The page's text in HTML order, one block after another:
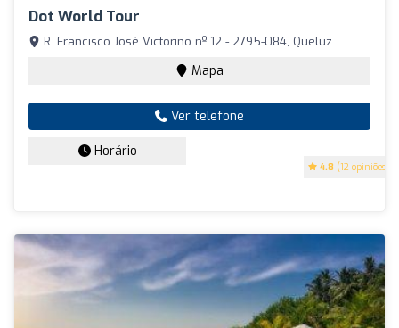
Dot World Tour
4.8 (12 opiniões)
R. Francisco José Victorino nº 12 - 2795-084, Queluz
Mapa
Ver telefone
Horário